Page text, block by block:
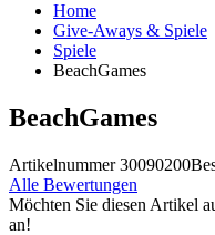
Home
Give-Aways & Spiele
Spiele
BeachGames
BeachGames
Artikelnummer 30090200
Alle Bewertungen
Möchten Sie diesen Artikel
an!